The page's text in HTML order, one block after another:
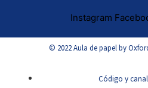
Instagram
© 2022 Aula de papel by
Código y